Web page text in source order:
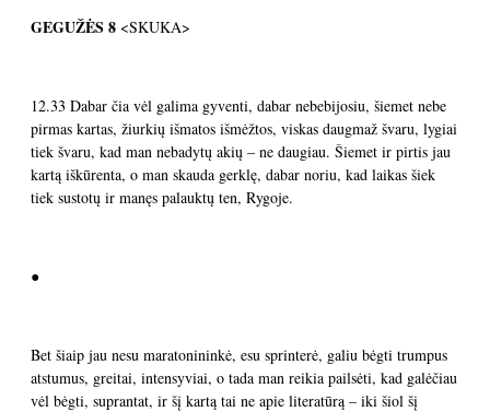
GEGUŽĖS 8 <SKUKA>
12.33 Dabar čia vėl galima gyventi, dabar nebebijosiu, šiemet nebe
pirmas kartas, žiurkių išmatos išmėžtos, viskas daugmaž švaru, lygiai
tiek švaru, kad man nebadytų akių – ne daugiau. Šiemet ir pirtis jau
kartą iškūrenta, o man skauda gerklę, dabar noriu, kad laikas šiek
tiek sustotų ir manęs palauktų ten, Rygoje.
●
Bet šiaip jau nesu maratonininkė, esu sprinterė, galiu bėgti trumpus
atstumus, greitai, intensyviai, o tada man reikia pailsėti, kad galėčiau
vėl bėgti, suprantat, ir šį kartą tai ne apie literatūrą – iki šiol šį